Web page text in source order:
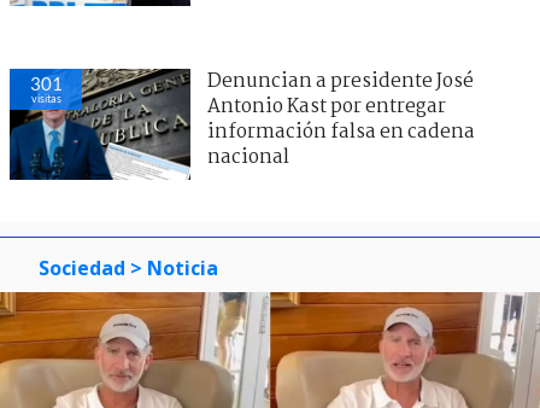
301
visitas
Denuncian a presidente José
Antonio Kast por entregar
información falsa en cadena
nacional
Sociedad > Noticia